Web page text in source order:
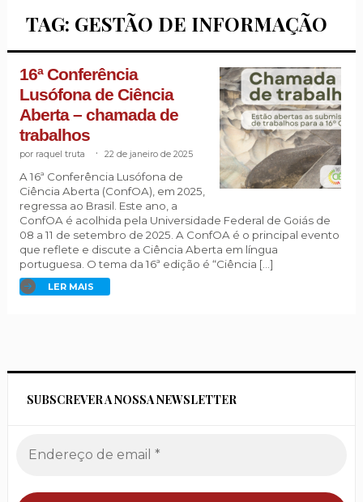
TAG: GESTÃO DE INFORMAÇÃO
16ª Conferência
Lusófona de Ciência
Aberta – chamada de
trabalhos
raquel truta 22 de janeiro de 2025
A 16ª Conferência Lusófona de
Ciência Aberta (ConfOA), em 2025,
regressa ao Brasil. Este ano, a
ConfOA é acolhida pela Universidade Federal de Goiás de
08 a 11 de setembro de 2025. A ConfOA é o principal evento
que reflete e discute a Ciência Aberta em língua
portuguesa. O tema da 16ª edição é “Ciência […]
LER MAIS
SUBSCREVER A NOSSA NEWSLETTER